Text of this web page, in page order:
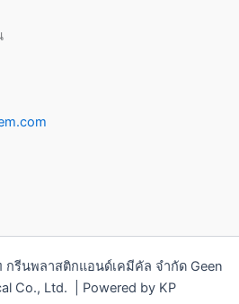
รีนพลาสติกแอนด์เคมีคัล จำกัด Geen
Co., Ltd. | Powered by KP